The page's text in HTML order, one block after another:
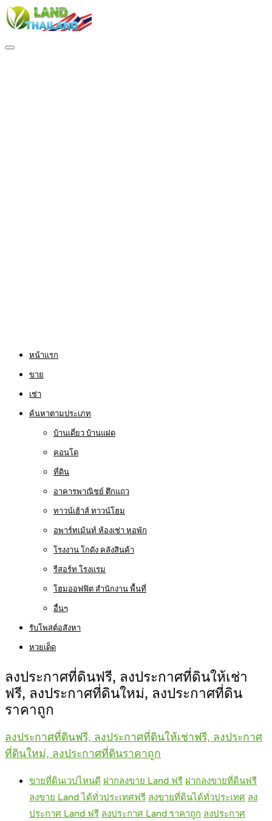
หน้าแรก
ขาย
เช่า
ค้นหาตามประเภท
บ้านเดี่ยว บ้านแฝด
คอนโด
ที่ดิน
อาคารพาณิชย์ ตึกแถว
ทาวน์เฮ้าส์ ทาวน์โฮม
อพาร์ทเม้นท์ ห้องเช่า หอพัก
โรงงาน โกดัง คลังสินค้า
รีสอร์ท โรงแรม
โฮมออฟฟิต สำนักงาน พื้นที่
อื่นๆ
รับโพสต์อสังหา
หวยเด็ด
ลงประกาศที่ดินฟรี, ลงประกาศที่ดินให้เช่า
ฟรี, ลงประกาศที่ดินใหม่, ลงประกาศที่ดิน
ราคาถูก
ลงประกาศที่ดินฟรี, ลงประกาศที่ดินให้เช่าฟรี, ลงประกาศ
ที่ดินใหม่, ลงประกาศที่ดินราคาถูก
ขายที่ดินเวปไหนดี ฝากลงขาย Land ฟรี ฝากลงขายที่ดินฟรี
ลงขาย Land ได้ทั่วประเทศฟรี ลงขายที่ดินได้ทั่วประเทศ ลง
ประกาศ Land ฟรี ลงประกาศ Land ราคาถูก ลงประกาศ